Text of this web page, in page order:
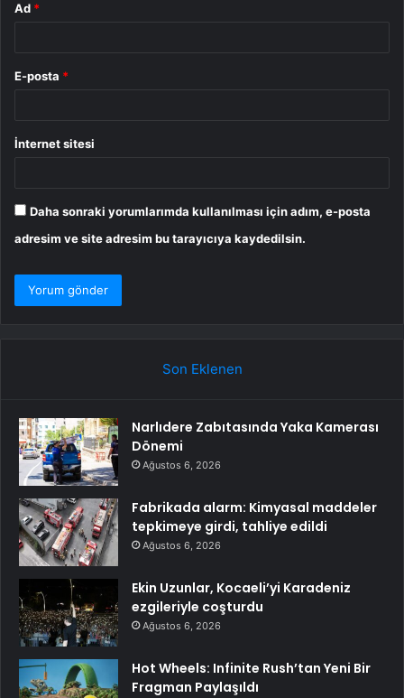
Ad *
E-posta *
İnternet sitesi
Daha sonraki yorumlarımda kullanılması için adım, e-posta
adresim ve site adresim bu tarayıcıya kaydedilsin.
Son Eklenen
Narlıdere Zabıtasında Yaka Kamerası
Dönemi
Ağustos 6, 2026
Fabrikada alarm: Kimyasal maddeler
tepkimeye girdi, tahliye edildi
Ağustos 6, 2026
Ekin Uzunlar, Kocaeli’yi Karadeniz
ezgileriyle coşturdu
Ağustos 6, 2026
Hot Wheels: Infinite Rush’tan Yeni Bir
Fragman Paylaşıldı